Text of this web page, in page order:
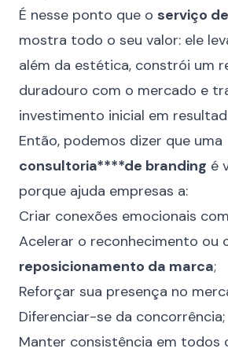
É nesse ponto que o serviço
mostra todo o seu valor: ele
além da estética, constrói um
duradouro com o mercado e
investimento inicial em
Então, podemos dizer que uma
consultoria****de branding é
porque ajuda empresas a:
Criar conexões emocionais
Acelerar o reconhecimento ou
reposicionamento da marca;
Reforçar sua presença no
Diferenciar-se da concorrência;
Manter consistência em todos